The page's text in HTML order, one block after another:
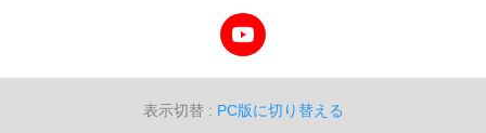
表示切替 : PC版に切り替える